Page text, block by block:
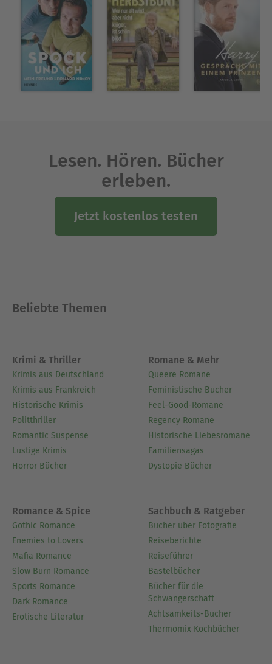
Lesen. Hören. Bücher
erleben.
Jetzt kostenlos testen
Beliebte Themen
Krimi & Thriller
Krimis aus Deutschland
Krimis aus Frankreich
Historische Krimis
Politthriller
Romantic Suspense
Lustige Krimis
Horror Bücher
Romane & Mehr
Queere Romane
Feministische Bücher
Feel-Good-Romane
Regency Romane
Historische Liebesromane
Familiensagas
Dystopie Bücher
Romance & Spice
Gothic Romance
Enemies to Lovers
Mafia Romance
Slow Burn Romance
Sports Romance
Dark Romance
Erotische Literatur
Sachbuch & Ratgeber
Bücher über Fotografie
Reiseberichte
Reiseführer
Bastelbücher
Bücher für die
Schwangerschaft
Achtsamkeits-Bücher
Thermomix Kochbücher